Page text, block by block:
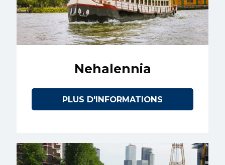
Nehalennia
PLUS D'INFORMATIONS